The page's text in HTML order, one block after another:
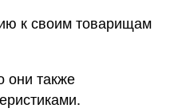
к своим товарищам
они также